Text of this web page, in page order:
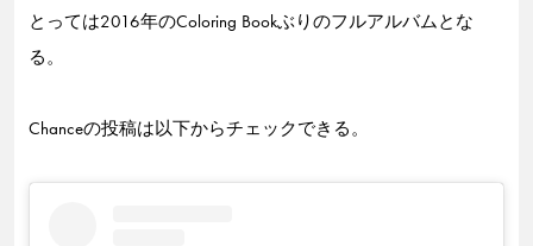
とっては2016年のColoring Bookぶりのフルアルバムとな
る。
Chanceの投稿は以下からチェックできる。